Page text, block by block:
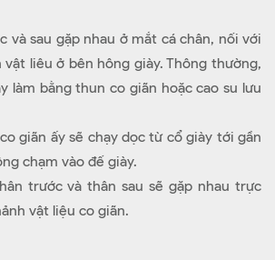
và sau gặp nhau ở mắt cá chân, nối với
vật liêu ở bên hông giày. Thông thường,
làm bằng thun co giãn hoặc cao su lưu
giãn ấy sẽ chạy dọc từ cổ giày tới gần
chạm vào đế giày.
trước và thân sau sẽ gặp nhau trực
vật liệu co giãn.